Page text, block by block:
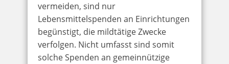
vermeiden, sind nur
Lebensmittelspenden an Einrichtungen
begünstigt, die mildtätige Zwecke
verfolgen. Nicht umfasst sind somit
solche Spenden an gemeinnützige